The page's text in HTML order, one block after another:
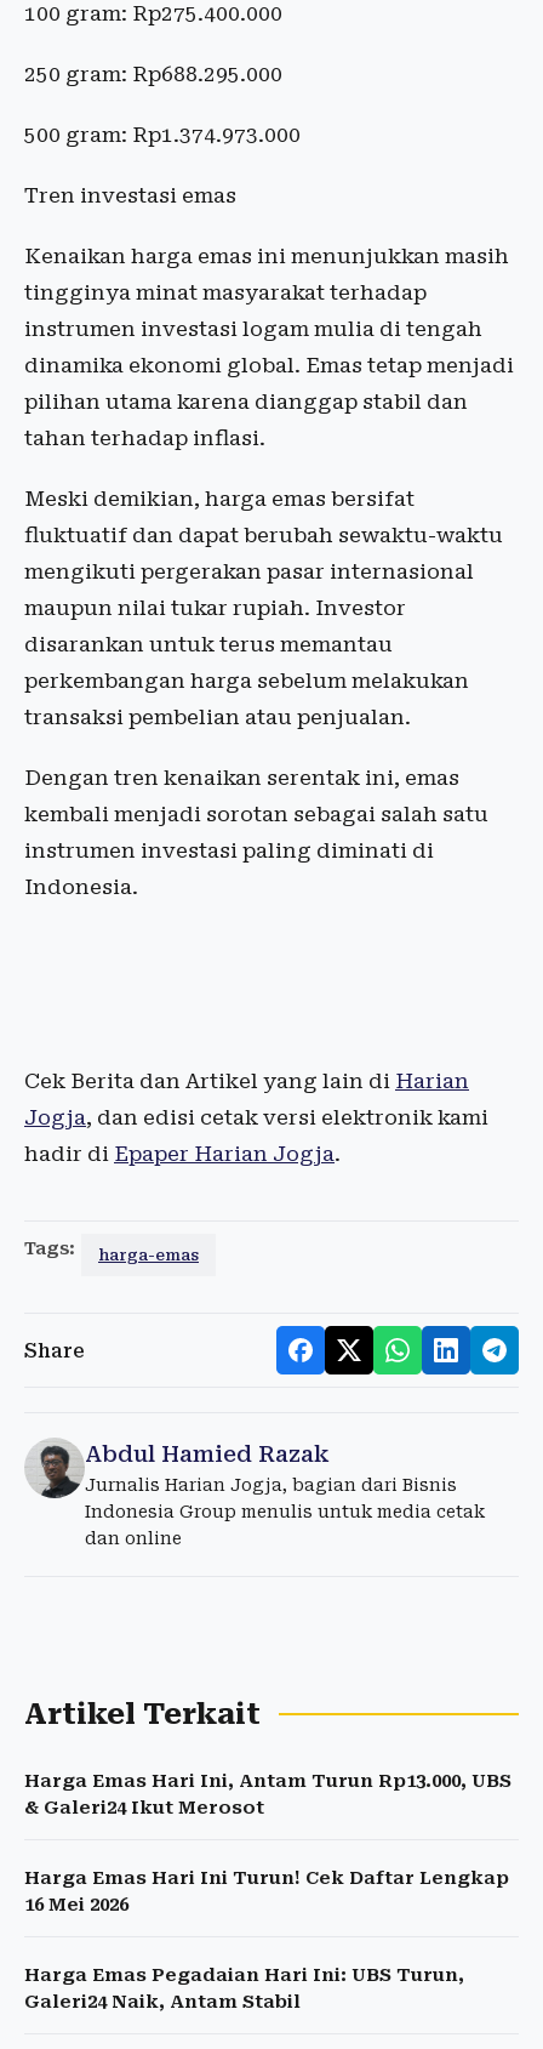
100 gram: Rp275.400.000
250 gram: Rp688.295.000
500 gram: Rp1.374.973.000
Tren investasi emas
Kenaikan harga emas ini menunjukkan masih
tingginya minat masyarakat terhadap
instrumen investasi logam mulia di tengah
dinamika ekonomi global. Emas tetap menjadi
pilihan utama karena dianggap stabil dan
tahan terhadap inflasi.
Meski demikian, harga emas bersifat
fluktuatif dan dapat berubah sewaktu-waktu
mengikuti pergerakan pasar internasional
maupun nilai tukar rupiah. Investor
disarankan untuk terus memantau
perkembangan harga sebelum melakukan
transaksi pembelian atau penjualan.
Dengan tren kenaikan serentak ini, emas
kembali menjadi sorotan sebagai salah satu
instrumen investasi paling diminati di
Indonesia.
Cek Berita dan Artikel yang lain di Harian
Jogja, dan edisi cetak versi elektronik kami
hadir di Epaper Harian Jogja.
Tags: harga-emas
Share
Abdul Hamied Razak
Jurnalis Harian Jogja, bagian dari Bisnis
Indonesia Group menulis untuk media cetak
dan online
Artikel Terkait
Harga Emas Hari Ini, Antam Turun Rp13.000, UBS
& Galeri24 Ikut Merosot
Harga Emas Hari Ini Turun! Cek Daftar Lengkap
16 Mei 2026
Harga Emas Pegadaian Hari Ini: UBS Turun,
Galeri24 Naik, Antam Stabil